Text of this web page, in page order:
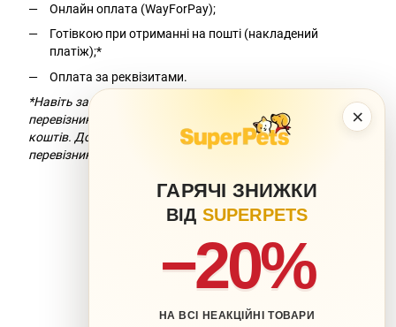
×
ГАРЯЧІ ЗНИЖКИ
ВІД SUPERPETS
−20%
НА ВСІ НЕАКЦІЙНІ ТОВАРИ
Онлайн оплата (WayForPay);
Готівкою при отриманні на пошті (накладений
платіж);*
Оплата за реквізитами.
*Навіть за умови безкоштовної доставки компанія-
перевізник додасть комісію за переказ
коштів. Докладніше можна дізнатися на сайті компанії-
перевізника.
063 217-20-99 066 707-11-17